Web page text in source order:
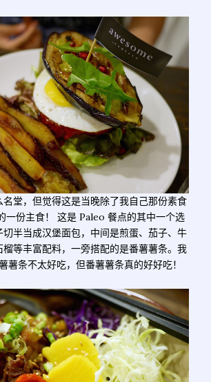
堂，但觉得这是当晚除了我自己那份素食
一份主食！ 这是 Paleo 餐点的其中一个选
半当成汉堡面包，中间是煎蛋、茄子、牛
榴等丰富配料，一旁搭配的是番薯薯条。我
薯条不太好吃，但番薯薯条真的好好吃！